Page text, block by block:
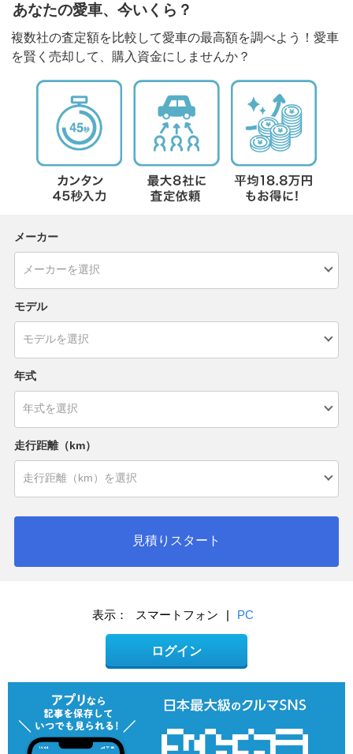
あなたの愛車、今いくら？
複数社の査定額を比較して愛車の最高額を調べよう！愛車
を賢く売却して、購入資金にしませんか？
メーカー
モデル
年式
走行距離（km）
見積りスタート
表示： スマートフォン | PC
ログイン